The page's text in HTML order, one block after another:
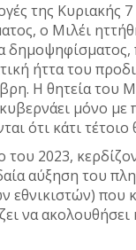
της
ο Μιλέι
ήττα του
Η θητεία του
μόνο με
ότι κάτι
του 2023,
αύξηση του
εθνικιστών)
να ακολουθήσει